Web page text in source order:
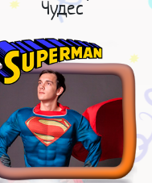
Чудес